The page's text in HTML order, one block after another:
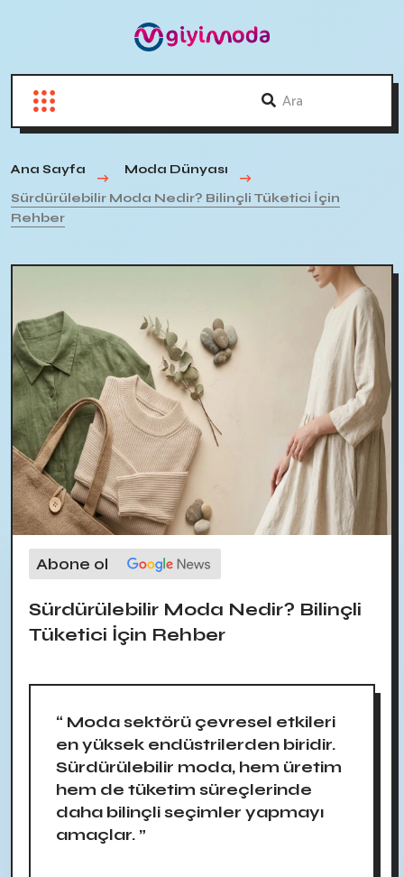
Ana Sayfa
Moda Dünyası
Sürdürülebilir Moda Nedir? Bilinçli Tüketici İçin
Rehber
Abone ol
Sürdürülebilir Moda Nedir? Bilinçli
Tüketici İçin Rehber
“ Moda sektörü çevresel etkileri
en yüksek endüstrilerden biridir.
Sürdürülebilir moda, hem üretim
hem de tüketim süreçlerinde
daha bilinçli seçimler yapmayı
amaçlar. ”